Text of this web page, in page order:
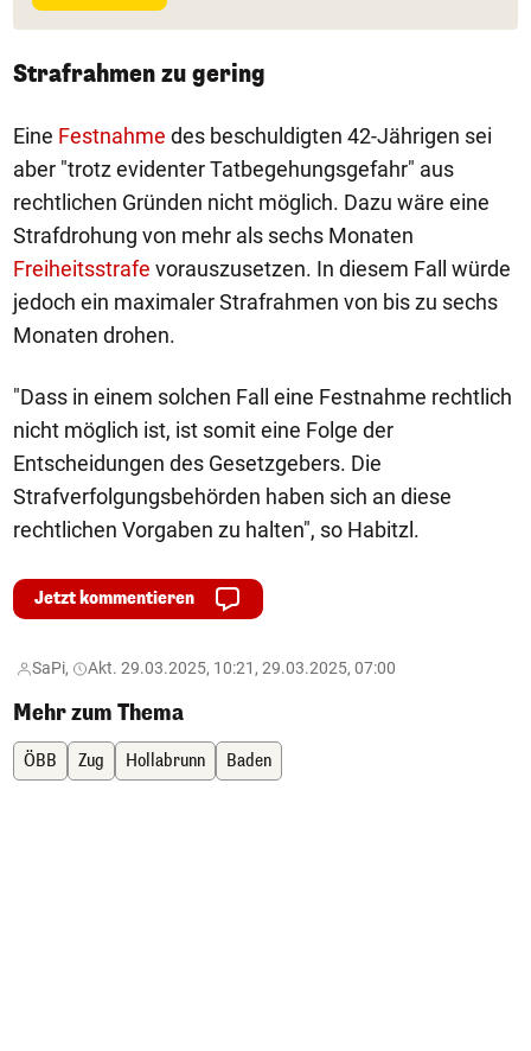
Strafrahmen zu gering
Eine Festnahme des beschuldigten 42-Jährigen sei
aber "trotz evidenter Tatbegehungsgefahr" aus
rechtlichen Gründen nicht möglich. Dazu wäre eine
Strafdrohung von mehr als sechs Monaten
Freiheitsstrafe vorauszusetzen. In diesem Fall würde
jedoch ein maximaler Strafrahmen von bis zu sechs
Monaten drohen.
"Dass in einem solchen Fall eine Festnahme rechtlich
nicht möglich ist, ist somit eine Folge der
Entscheidungen des Gesetzgebers. Die
Strafverfolgungsbehörden haben sich an diese
rechtlichen Vorgaben zu halten", so Habitzl.
Jetzt kommentieren
SaPi, Akt. 29.03.2025, 10:21, 29.03.2025, 07:00
Mehr zum Thema
ÖBB Zug Hollabrunn Baden